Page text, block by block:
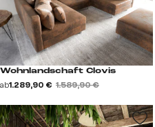
Wohnlandschaft Clovis
ab1.289,90 € 1.589,90 €